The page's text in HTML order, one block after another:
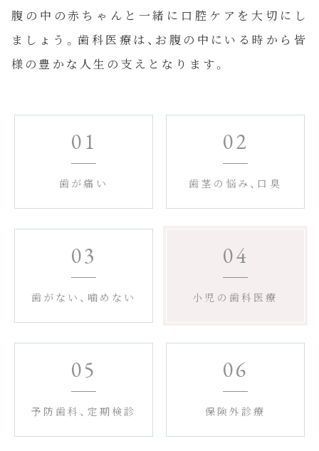
コラム
ご予約
腹の中の赤ちゃんと一緒に口腔ケアを大切にし
ましょう。歯科医療は、お腹の中にいる時から皆
様の豊かな人生の支えとなります。
歯が痛い 歯茎の悩み、口臭
歯がない、噛めない 小児の歯科医療
予防歯科、定期検診 保険外診療